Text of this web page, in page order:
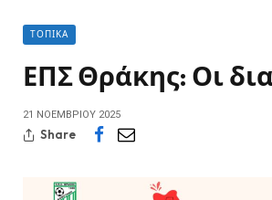
ΤΟΠΙΚΆ
ΕΠΣ Θράκης: Οι
21 ΝΟΕΜΒΡΊΟΥ 2025
Share